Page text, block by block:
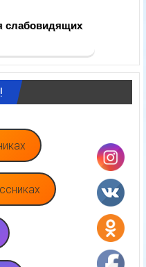
слабовидящих